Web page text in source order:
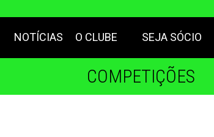
NOTÍCIAS O CLUBE SEJA SÓCIO
COMPETIÇÕES